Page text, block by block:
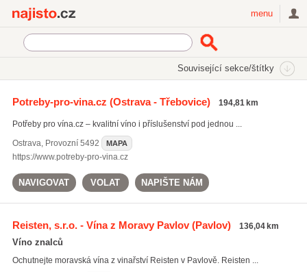
menu
Související sekce/štítky
moravská vína (831)
alkoholické nápoje(5041)
Potreby-pro-vina.cz (Ostrava - Třebovice) 194,81 km
Potřeby pro vína.cz – kvalitní víno i příslušenství pod jednou ...
Ostrava, Provozní 5492 MAPA
https://www.potreby-pro-vina.cz
NAVIGOVAT VOLAT NAPIŠTE NÁM
Reisten, s.r.o. - Vína z Moravy Pavlov(Pavlov) 136,04 km
Víno znalců
Ochutnejte moravská vína z vinařství Reisten v Pavlově. Reisten ...